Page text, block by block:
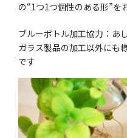
の“1つ1つ個性のある形”を
ブルーボトル加工協力：あ
ガラス製品の加工以外にも
です